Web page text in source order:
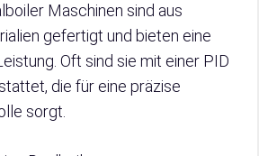
Maschinen sind aus
gefertigt und bieten eine
Oft sind sie mit einer PID
die für eine präzise
sorgt.